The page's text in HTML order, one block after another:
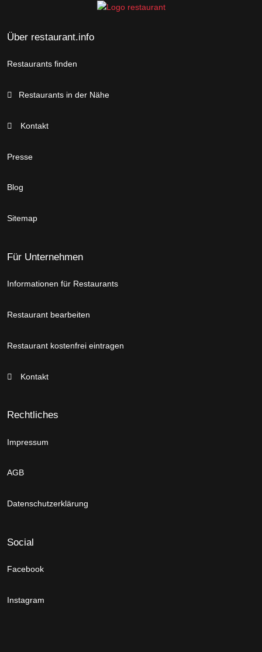
Über restaurant.info
Restaurants finden
Restaurants in der Nähe
Kontakt
Presse
Blog
Sitemap
Für Unternehmen
Informationen für Restaurants
Restaurant bearbeiten
Restaurant kostenfrei eintragen
Kontakt
Rechtliches
Impressum
AGB
Datenschutzerklärung
Social
Facebook
Instagram